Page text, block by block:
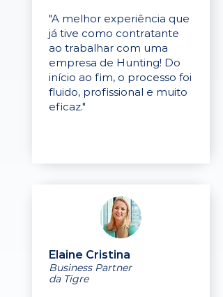
"A melhor experiência que
já tive como contratante
ao trabalhar com uma
empresa de Hunting! Do
início ao fim, o processo foi
fluido, profissional e muito
eficaz."
Elaine Cristina
Business Partner
da Tigre